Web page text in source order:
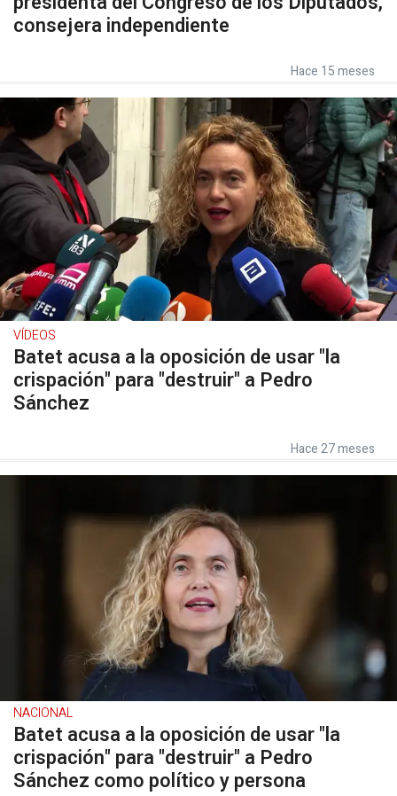
consejera independiente
Hace 15 meses
VÍDEOS
Batet acusa a la oposición de usar "la
crispación" para "destruir" a Pedro
Sánchez
Hace 27 meses
NACIONAL
Batet acusa a la oposición de usar "la
crispación" para "destruir" a Pedro
Sánchez como político y persona